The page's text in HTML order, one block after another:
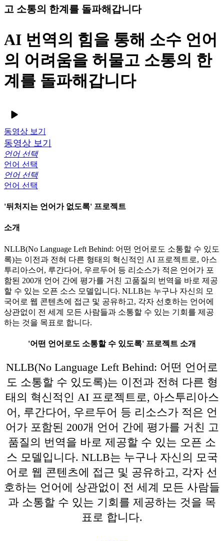
고 소통의 한계를 돌파해갑니다
AI 번역의 힘을 통해 소수 언어
의 어려움을 허물고 소통의 한
계를 돌파해갑니다
동영상 보기
동영상 보기
언어 선택
언어 선택
언어 선택
언어 선택
'뒤처지는 언어가 없도록' 프로젝트
소개
NLLB(No Language Left Behind: 어떤 언어로도 소통할 수 있도
록)는 이전과 전혀 다른 형태의 혁신적인 AI 프로젝트로, 아스
투리아스어, 루간다어, 우르두어 등 리소스가 적은 언어가 포
함된 200개 언어 간에 평가를 거친 고품질의 번역을 바로 제공
할 수 있는 오픈 소스 모델입니다. NLLB는 누구나 자신의 모
국어로 웹 콘텐츠에 접근 및 공유하고, 각자 선호하는 언어에
상관없이 전 세계 모든 사람들과 소통할 수 있는 기회를 제공
하는 것을 목표로 합니다.
'어떤 언어로도 소통할 수 있도록' 프로젝트 소개
NLLB(No Language Left Behind: 어떤 언어로
도 소통할 수 있도록)는 이전과 전혀 다른 형
태의 혁신적인 AI 프로젝트로, 아스투리아스
어, 루간다어, 우르두어 등 리소스가 적은 언
어가 포함된 200개 언어 간에 평가를 거친 고
품질의 번역을 바로 제공할 수 있는 오픈 소
스 모델입니다. NLLB는 누구나 자신의 모국
어로 웹 콘텐츠에 접근 및 공유하고, 각자 선
호하는 언어에 상관없이 전 세계 모든 사람들
과 소통할 수 있는 기회를 제공하는 것을 목
표로 합니다.